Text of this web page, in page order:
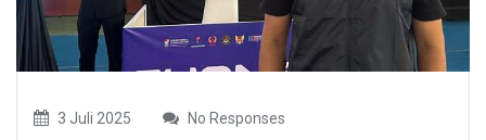
3 Juli 2025 No Responses